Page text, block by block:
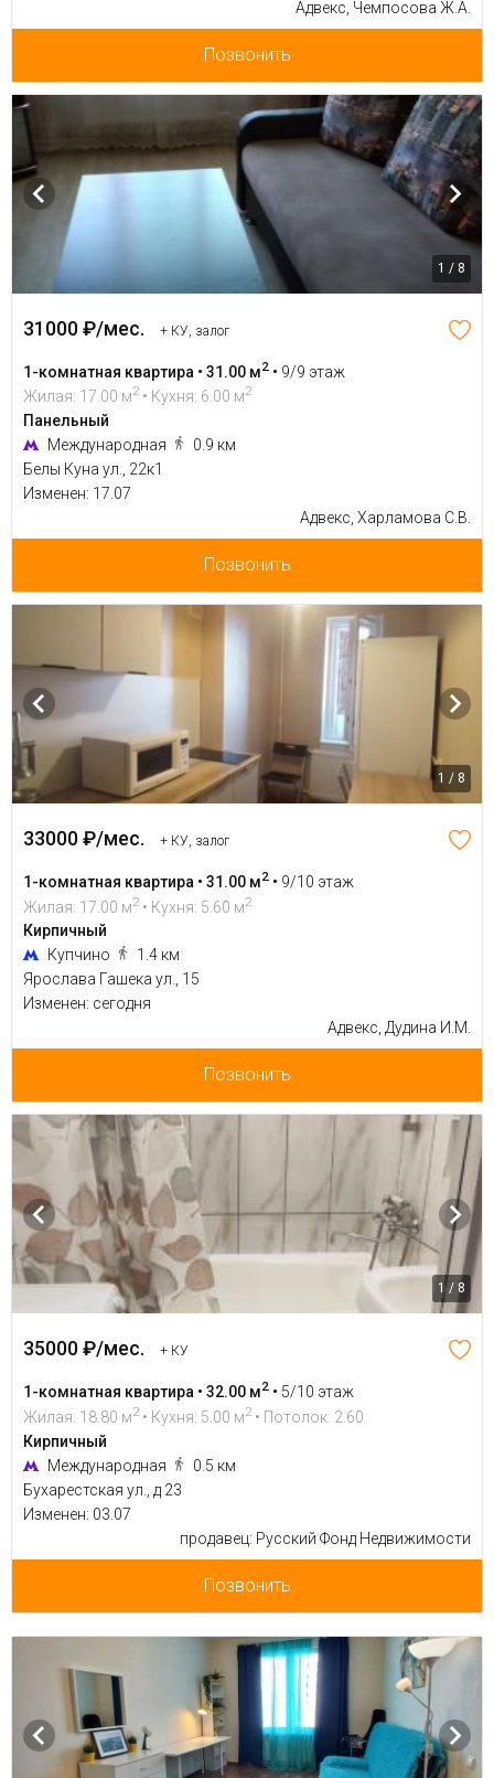
Адвекс, Чемпосова Ж.А.
Позвонить
1 / 8
31000 ₽/мес. + КУ, залог
1-комнатная квартира • 31.00 м2 • 9/9 этаж
Жилая: 17.00 м2 • Кухня: 6.00 м2
Панельный
Международная
0.9 км
Белы Куна ул., 22к1
Изменен: 17.07
Адвекс, Харламова С.В.
Позвонить
1 / 8
33000 ₽/мес. + КУ, залог
1-комнатная квартира • 31.00 м2 • 9/10 этаж
Жилая: 17.00 м2 • Кухня: 5.60 м2
Кирпичный
Купчино
1.4 км
Ярослава Гашека ул., 15
Изменен: сегодня
Адвекс, Дудина И.М.
Позвонить
1 / 8
35000 ₽/мес. + КУ
1-комнатная квартира • 32.00 м2 • 5/10 этаж
Жилая: 18.80 м2 • Кухня: 5.00 м2 • Потолок: 2.60
Кирпичный
Международная
0.5 км
Бухарестская ул., д 23
Изменен: 03.07
продавец: Русский Фонд Недвижимости
Позвонить